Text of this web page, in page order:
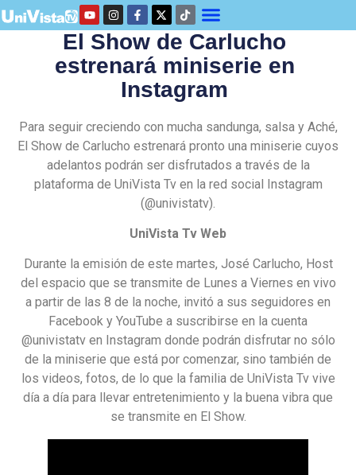
El Show de Carlucho
estrenará miniserie en
Instagram
Para seguir creciendo con mucha sandunga, salsa y Aché,
El Show de Carlucho estrenará pronto una miniserie cuyos
adelantos podrán ser disfrutados a través de la
plataforma de UniVista Tv en la red social Instagram
(@univistatv).
UniVista Tv Web
Durante la emisión de este martes, José Carlucho, Host
del espacio que se transmite de Lunes a Viernes en vivo
a partir de las 8 de la noche, invitó a sus seguidores en
Facebook y YouTube a suscribirse en la cuenta
@univistatv en Instagram donde podrán disfrutar no sólo
de la miniserie que está por comenzar, sino también de
los videos, fotos, de lo que la familia de UniVista Tv vive
día a día para llevar entretenimiento y la buena vibra que
se transmite en El Show.